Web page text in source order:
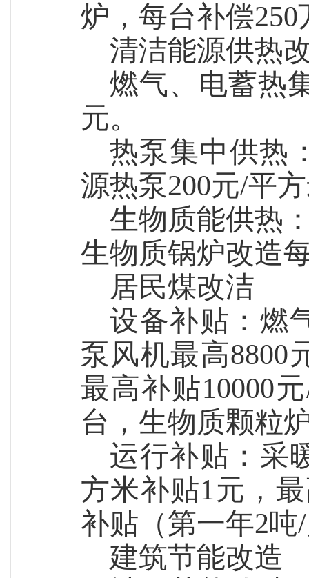
炉，每台补偿250
清洁能源供热
燃气、电蓄热
元。
热泵集中供热
源热泵200元/平
生物质能供热
生物质锅炉改造
居民煤改洁
设备补贴：燃
泵风机最高8800
最高补贴10000
台 ， 生物质颗粒
运行补贴：采
方米补贴1元，
补贴（第一年2
建筑节能改造